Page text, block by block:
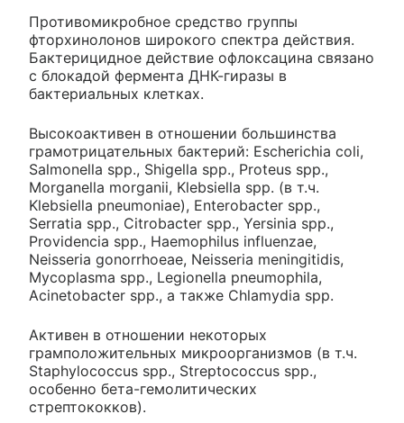
Противомикробное средство группы
фторхинолонов широкого спектра действия.
Бактерицидное действие офлоксацина связано
с блокадой фермента ДНК-гиразы в
бактериальных клетках.
Высокоактивен в отношении большинства
грамотрицательных бактерий: Escherichia coli,
Salmonella spp., Shigella spp., Proteus spp.,
Morganella morganii, Klebsiella spp. (в т.ч.
Klebsiella pneumoniae), Enterobacter spp.,
Serratia spp., Citrobacter spp., Yersinia spp.,
Providencia spp., Haemophilus influenzae,
Neisseria gonorrhoeae, Neisseria meningitidis,
Mycoplasma spp., Legionella pneumophila,
Acinetobacter spp., а также Chlamydia spp.
Активен в отношении некоторых
грамположительных микроорганизмов (в т.ч.
Staphylococcus spp., Streptococcus spp.,
особенно бета-гемолитических
стрептококков).